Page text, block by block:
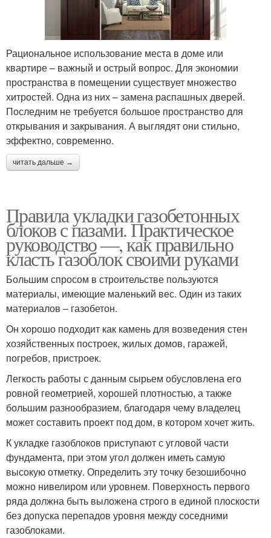
Рациональное использование места в доме или
квартире – важный и острый вопрос. Для экономии
пространства в помещении существует множество
хитростей. Одна из них – замена распашных дверей.
Последним не требуется большое пространство для
открывания и закрывания. А выглядят они стильно,
эффектно, современно.
читать дальше →
Правила укладки газобетонных
блоков с пазами. Практическое
руководство —, как правильно
класть газоблок своими руками
Большим спросом в строительстве пользуются
материалы, имеющие маленький вес. Один из таких
материалов – газобетон.
Он хорошо подходит как камень для возведения стен
хозяйственных построек, жилых домов, гаражей,
погребов, пристроек.
Легкость работы с данным сырьем обусловлена его
ровной геометрией, хорошей плотностью, а также
большим разнообразием, благодаря чему владелец
может составить проект под дом, в котором хочет жить.
К укладке газоблоков приступают с угловой части
фундамента, при этом угол должен иметь самую
высокую отметку. Определить эту точку безошибочно
можно нивелиром или уровнем. Поверхность первого
ряда должна быть выложена строго в единой плоскости
без допуска перепадов уровня между соседними
газоблоками.